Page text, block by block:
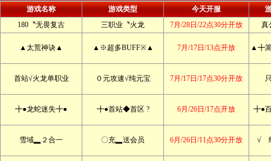
游戏名称 游戏类型 今天开服
180〝无畏复古
三职业〝火龙 7月/28日/22点30分开放 真
▲太荒神诀▲ ▲※超多BUFF※▲ 7月/17日/13点开放 ▲╋
首站√火龙单职业 ０元攻速√纯元宝 7月/17日/17点30分开放
╋●龙蛇迷失╋● ╋●首站◆首区 ? 6月/26日/17点开放 ╋●
雪域▂２合一 〇充▂送会员 6月/26日/11点30分开放 √